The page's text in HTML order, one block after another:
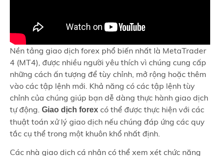
Nền tảng giao dịch forex phổ biến nhất là MetaTrader
4 (MT4), được nhiều người yêu thích vì chúng cung cấp
những cách ấn tượng để tùy chỉnh, mở rộng hoặc thêm
vào các tập lệnh mới. Khả năng có các tập lệnh tùy
chỉnh của chúng giúp bạn dễ dàng thực hành giao dịch
tự động. Giao dịch forex có thể được thực hiện với các
thuật toán xử lý giao dịch nếu chúng đáp ứng các quy
tắc cụ thể trong một khuôn khổ nhất định.
Các nhà giao dịch cá nhân có thể xem xét chức năng